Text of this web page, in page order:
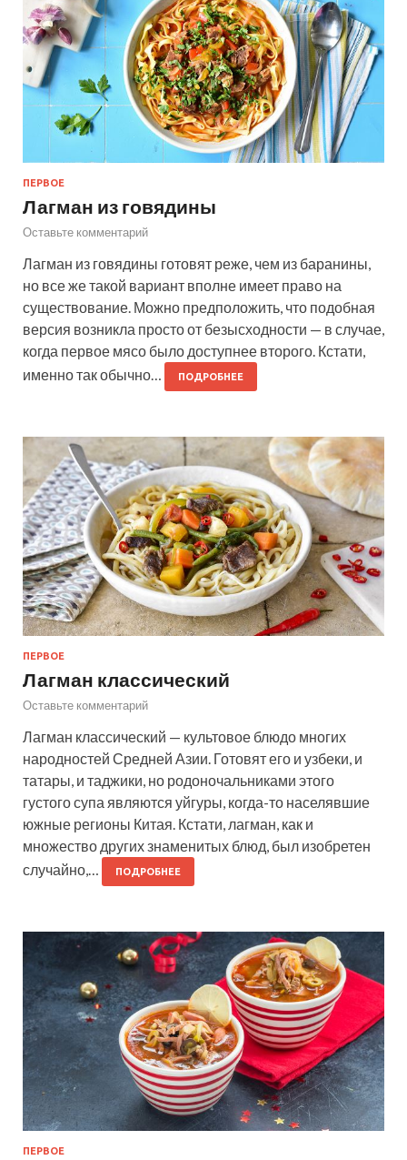
ПЕРВОЕ
Лагман из говядины
Оставьте комментарий
Лагман из говядины готовят реже, чем из баранины,
но все же такой вариант вполне имеет право на
существование. Можно предположить, что подобная
версия возникла просто от безысходности — в случае,
когда первое мясо было доступнее второго. Кстати,
именно так обычно…
ПОДРОБНЕЕ
ПЕРВОЕ
Лагман классический
Оставьте комментарий
Лагман классический — культовое блюдо многих
народностей Средней Азии. Готовят его и узбеки, и
татары, и таджики, но родоночальниками этого
густого супа являются уйгуры, когда-то населявшие
южные регионы Китая. Кстати, лагман, как и
множество других знаменитых блюд, был изобретен
случайно,…
ПОДРОБНЕЕ
ПЕРВОЕ